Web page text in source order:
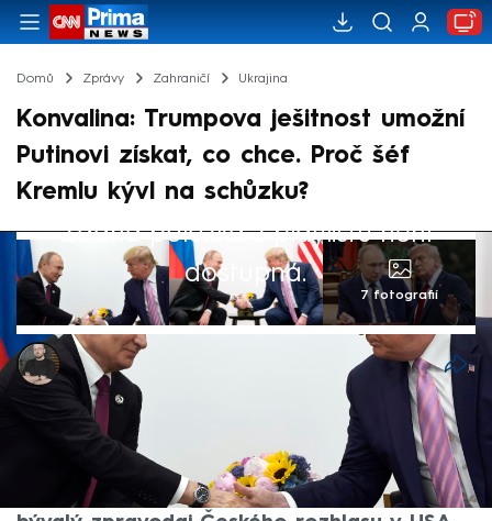
Domů Zprávy Zahraničí Ukrajina
Konvalina: Trumpova ješitnost umožní
Putinovi získat, co chce. Proč šéf
Kremlu kývl na schůzku?
Žádná položka z playlistu není
dostupná.
7 fotografií
Marek Pausz
9. srp 2025, 12:55
Moskva dostává amerického prezidenta
Donalda Trumpa přesně tam, kde ho chce
mít, řekl ve vysílání CNN Prima NEWS